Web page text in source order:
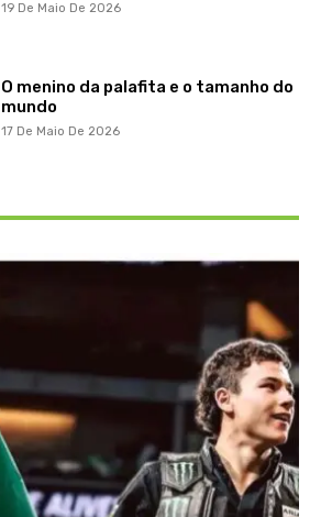
19 De Maio De 2026
O menino da palafita e o tamanho do
mundo
17 De Maio De 2026